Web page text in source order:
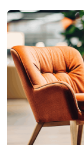
sich perfekt in
zu überladen.
einem Sessel,
Proportionen